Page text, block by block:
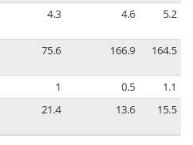
4.3 4.6 5.2
75.6 166.9 164.5
1 0.5
1.1
21.4 13.6 15.5